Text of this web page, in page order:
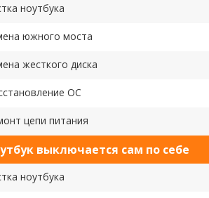
ноутбука
южного моста
жесткого диска
ОС
цепи питания
выключается сам по себе
ноутбука